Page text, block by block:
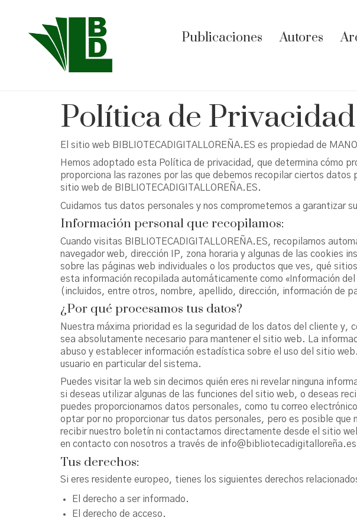
Publicaciones Autores
Política de Privacidad
El sitio web BIBLIOTECADIGITALLOREÑA.ES es propiedad de
Hemos adoptado esta Política de privacidad, que determina cómo
proporciona las razones por las que debemos recopilar ciertos
sitio web de BIBLIOTECADIGITALLOREÑA.ES.
Cuidamos tus datos personales y nos comprometemos a garantizar
Información personal que recopilamos:
Cuando visitas BIBLIOTECADIGITALLOREÑA.ES, recopilamos
navegador web, dirección IP, zona horaria y algunas de las cookies
sobre las páginas web individuales o los productos que ves, qué
esta información recopilada automáticamente como «Información
(incluidos, entre otros, nombre, apellido, dirección, información de
¿Por qué procesamos tus datos?
Nuestra máxima prioridad es la seguridad de los datos del cliente y,
sea absolutamente necesario para mantener el sitio web. La
abuso y establecer información estadística sobre el uso del sitio
usuario en particular del sistema.
Puedes visitar la web sin decirnos quién eres ni revelar ninguna
si deseas utilizar algunas de las funciones del sitio web, o deseas
puedes proporcionarnos datos personales, como tu correo
optar por no proporcionar tus datos personales, pero es posible que
recibir nuestro boletín ni contactarnos directamente desde el sitio
en contacto con nosotros a través de
Tus derechos:
Si eres residente europeo, tienes los siguientes derechos
El derecho a ser informado.
El derecho de acceso.